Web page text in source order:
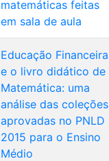
matemáticas feitas
em sala de aula
Educação Financeira
e o livro didático de
Matemática: uma
análise das coleções
aprovadas no PNLD
2015 para o Ensino
Médio